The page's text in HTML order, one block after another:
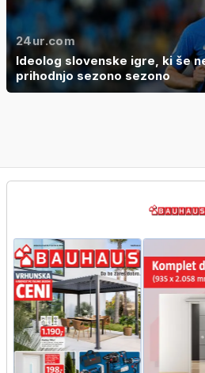
24ur.com
Ideolog slovenske igre, ki še
prihodnjo sezono sezono